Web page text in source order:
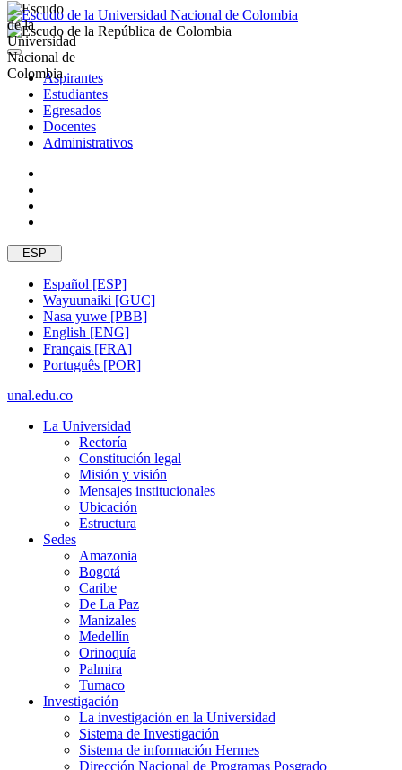
Aspirantes
Estudiantes
Egresados
Docentes
Administrativos
ESP
Español [ESP]
Wayuunaiki [GUC]
Nasa yuwe [PBB]
English [ENG]
Français [FRA]
Português [POR]
unal.edu.co
La Universidad
Rectoría
Constitución legal
Misión y visión
Mensajes institucionales
Ubicación
Estructura
Sedes
Amazonia
Bogotá
Caribe
De La Paz
Manizales
Medellín
Orinoquía
Palmira
Tumaco
Investigación
La investigación en la Universidad
Sistema de Investigación
Sistema de información Hermes
Dirección Nacional de Programas Posgrado